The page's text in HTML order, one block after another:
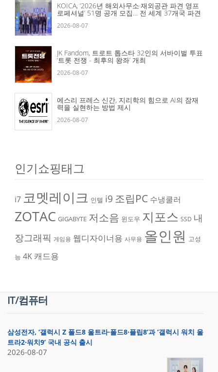
KOICA, ‘2026년 해외사무소·재외공관 파견 영프
로페셔널’ 51명 공개 모집… 전 세계 37개국 파견
2026-08-07
JK Fandom, 트로트 톱스타 32인의 서바이벌 투표
‘트롯 전쟁 - 최후의 왕좌’ 개최
2026-08-07
에스리 프레스 신간, 지리학의 힘으로 AI의 잠재
력을 실현하는 방법 제시
2026-08-07
인기쇼핑태그
i7 코멧레이크 인텔 i9 조립PC 수냉쿨러
ZOTAC GIGABYTE 저소음 윈도우 지포스 SSD 내
장그래픽 게임용 웹디자이너용 사무용 올인원 고성
능 4K 캐드용
IT/컴퓨터
삼성전자, ‘갤럭시 Z 폴드8 울트라·폴드8·플립8’과 ‘갤럭시 워치 울
트라2·워치9’ 국내 공식 출시
2026-08-07